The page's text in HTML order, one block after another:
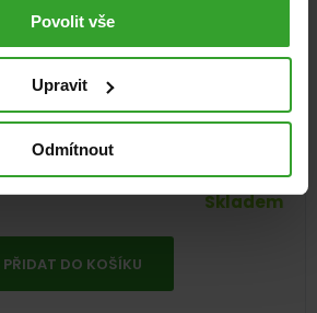
Povolit vše
Upravit
Odmítnout
hořčík, zinek, 130 tablet
99%(41×)
a stopové prvky
Skladem
PŘIDAT DO KOŠÍKU